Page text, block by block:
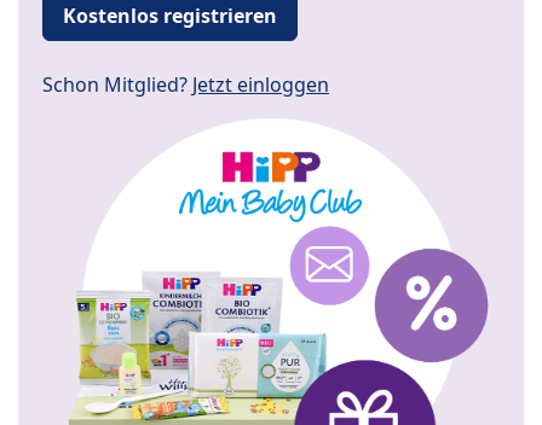
Kostenlos registrieren
Schon Mitglied? Jetzt einloggen